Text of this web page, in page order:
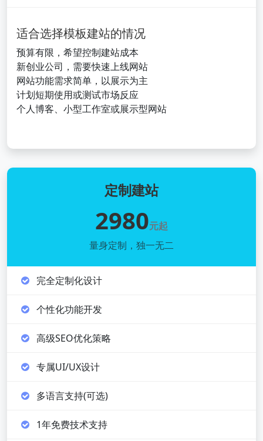
适合选择模板建站的情况
预算有限，希望控制建站成本
新创业公司，需要快速上线网站
网站功能需求简单，以展示为主
计划短期使用或测试市场反应
个人博客、小型工作室或展示型网站
定制建站
2980元起
量身定制，独一无二
完全定制化设计
个性化功能开发
高级SEO优化策略
专属UI/UX设计
多语言支持(可选)
1年免费技术支持